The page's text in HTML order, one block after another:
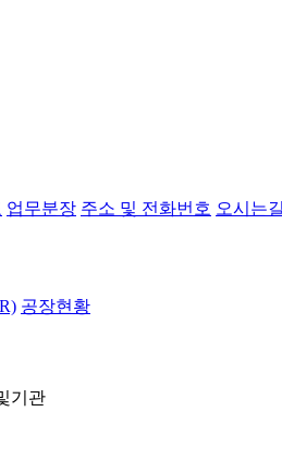
업무분장 주소 및 전화번호 오시는길
공장현황
기관